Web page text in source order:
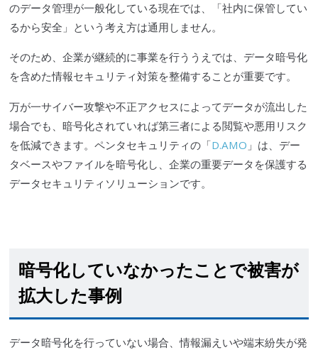
のデータ管理が一般化している現在では、「社内に保管してい
るから安全」という考え方は通用しません。
そのため、企業が継続的に事業を行ううえでは、データ暗号化
を含めた情報セキュリティ対策を整備することが重要です。
万が一サイバー攻撃や不正アクセスによってデータが流出した
場合でも、暗号化されていれば第三者による閲覧や悪用リスク
を低減できます。ペンタセキュリティの「D.AMO 」は、デー
タベースやファイルを暗号化し、企業の重要データを保護する
データセキュリティソリューションです。
暗号化していなかったことで被害が
拡大した事例
データ暗号化を行っていない場合、情報漏えいや端末紛失が発